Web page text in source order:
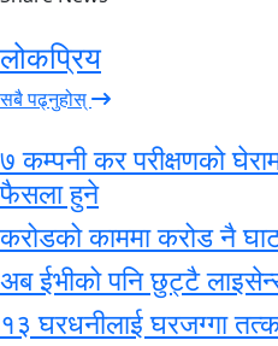
लोकप्रिय
सबै पढ्नुहोस्
७ कम्पनी कर परीक्षणको
फैसला हुने
करोडको काममा करोड नै
अब ईभीको पनि छुट्टै
१३ घरधनीलाई घरजग्गा